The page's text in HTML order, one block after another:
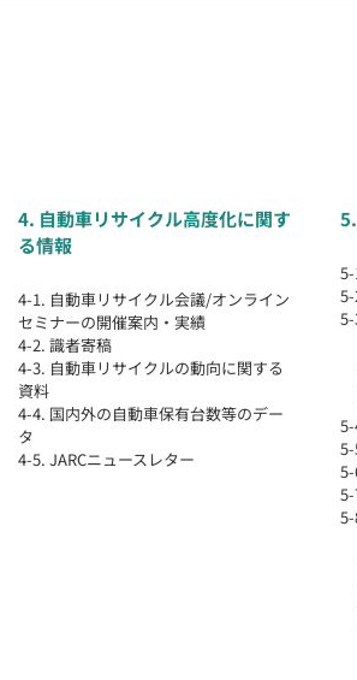
4. 自動車リサイクル高度化に関す
る情報
4-1. 自動車リサイクル会議/オンライン
セミナーの開催案内・実績
4-2. 識者寄稿
4-3. 自動車リサイクルの動向に関する
資料
4-4. 国内外の自動車保有台数等のデー
タ
4-5. JARCニュースレター